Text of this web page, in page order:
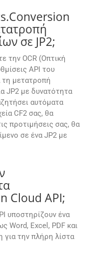
σε JP2;
την OCR (Οπτική
API του
τη μετατροπή
JP2 με δυνατότητα
αυτόματα
CF2 σας, θα
προτιμήσεις σας, θα
σε ένα JP2 με
Cloud API;
υποστηρίζουν ένα
Word, Excel, PDF και
για την πλήρη λίστα